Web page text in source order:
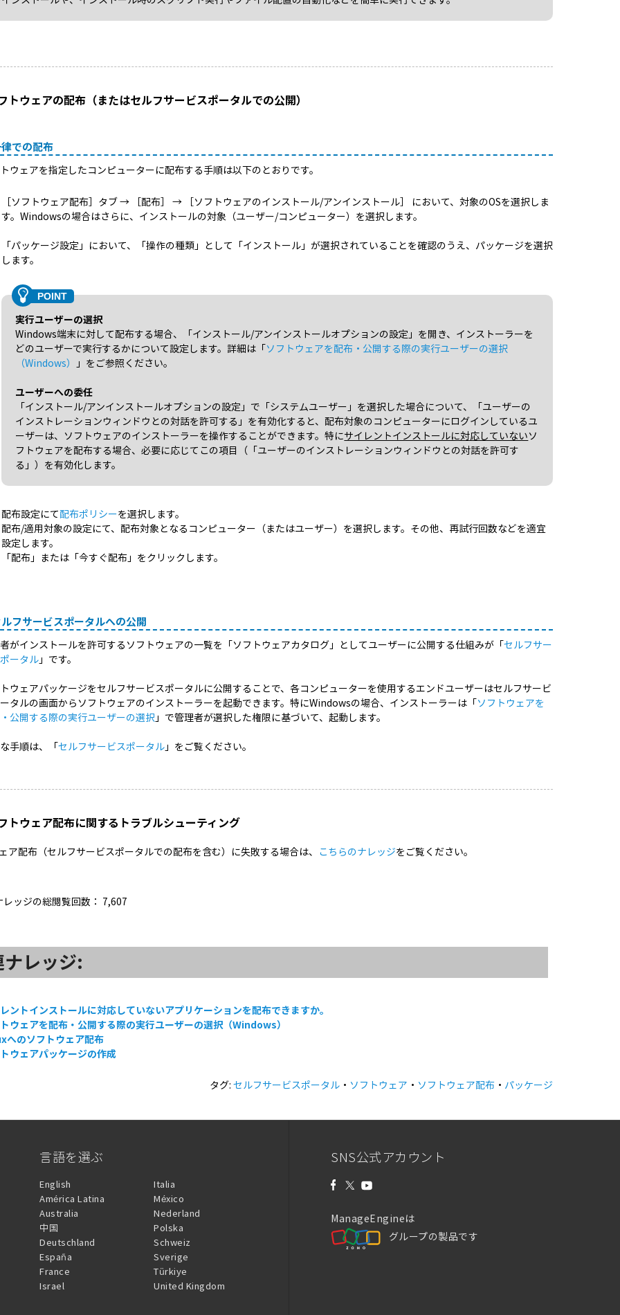
トウェアの配布（またはセルフサービスポータルでの公開）
での配布
ウェアを指定したコンピューターに配布する手順は以下のとおりです。
［ソフトウェア配布］タブ → ［配布］ → ［ソフトウェアのインストール/アンインストール］ において、対象のOSを選択しま
す。Windowsの場合はさらに、インストールの対象（ユーザー/コンピューター）を選択します。
「パッケージ設定」において、「操作の種類」として「インストール」が選択されていることを確認のうえ、パッケージを選択
します。
実行ユーザーの選択
Windows端末に対して配布する場合、「インストール/アンインストールオプションの設定」を開き、インストーラーを
どのユーザーで実行するかについて設定します。詳細は「ソフトウェアを配布・公開する際の実行ユーザーの選択
（Windows）
」をご参照ください。
ユーザーへの委任
「インストール/アンインストールオプションの設定」で「システムユーザー」を選択した場合について、「ユーザーの
インストレーションウィンドウとの対話を許可する」を有効化すると、配布対象のコンピューターにログインしているユ
ーザーは、ソフトウェアのインストーラーを操作することができます。特にサイレントインストールに対応していないソ
フトウェアを配布する場合、必要に応じてこの項目（「ユーザーのインストレーションウィンドウとの対話を許可す
る」）を有効化します。
配布設定にて配布ポリシーを選択します。
配布/適用対象の設定にて、配布対象となるコンピューター（またはユーザー）を選択します。その他、再試行回数などを適宜
設定します。
「配布」または「今すぐ配布」をクリックします。
フサービスポータルへの公開
がインストールを許可するソフトウェアの一覧を「ソフトウェアカタログ」としてユーザーに公開する仕組みが「セルフサー
ータル 」です。
ウェアパッケージをセルフサービスポータルに公開することで、各コンピューターを使用するエンドユーザーはセルフサービ
タルの画面からソフトウェアのインストーラーを起動できます。特にWindowsの場合、インストーラーは「ソフトウェアを
公開する際の実行ユーザーの選択 」で管理者が選択した権限に基づいて、起動します。
手順は、「セルフサービスポータル 」をご覧ください。
トウェア配布に関するトラブルシューティング
ア配布（セルフサービスポータルでの配布を含む）に失敗する場合は、 こちらのナレッジをご覧ください。
レッジの総閲覧回数： 7,607
ナレッジ:
ントインストールに対応していないアプリケーションを配布できますか。
ウェアを配布・公開する際の実行ユーザーの選択（Windows）
へのソフトウェア配布
ウェアパッケージの作成
タグ:セルフサービスポータル ・ ソフトウェア ・ ソフトウェア配布 ・ パッケージ
言語を選ぶ
English
América Latina
Australia
中国
Deutschland
España
France
Israel
Italia
México
Nederland
Polska
Schweiz
Sverige
Türkiye
United Kingdom
SNS公式アカウント
ManageEngineは
グループの製品です